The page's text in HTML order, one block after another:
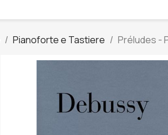
Pianoforte e Tastiere Préludes -